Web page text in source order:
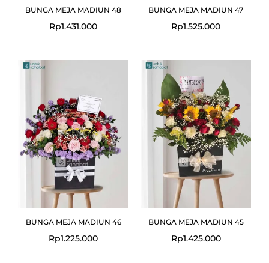
BUNGA MEJA MADIUN 48
Rp1.431.000
BUNGA MEJA MADIUN 47
Rp1.525.000
BUNGA MEJA MADIUN 46
Rp1.225.000
BUNGA MEJA MADIUN 45
Rp1.425.000